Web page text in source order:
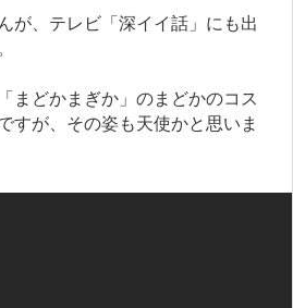
が、テレビ「深イイ話」にも出
まどかまぎか」のまどかのコス
すが、その姿も天使かと思いま